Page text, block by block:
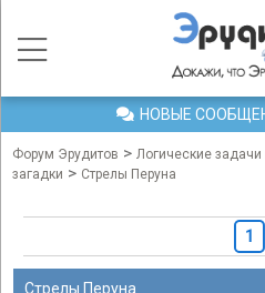
НОВЫЕ
Форум Эрудитов > Логические
загадки > Стрелы Перуна
1
Стрелы Перуна